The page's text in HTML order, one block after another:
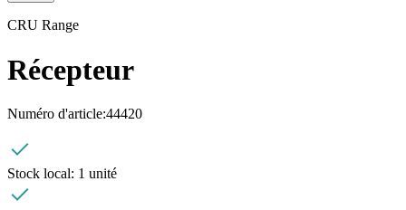
CRU Range
Récepteur
Numéro d'article:44420
Stock local: 1 unité